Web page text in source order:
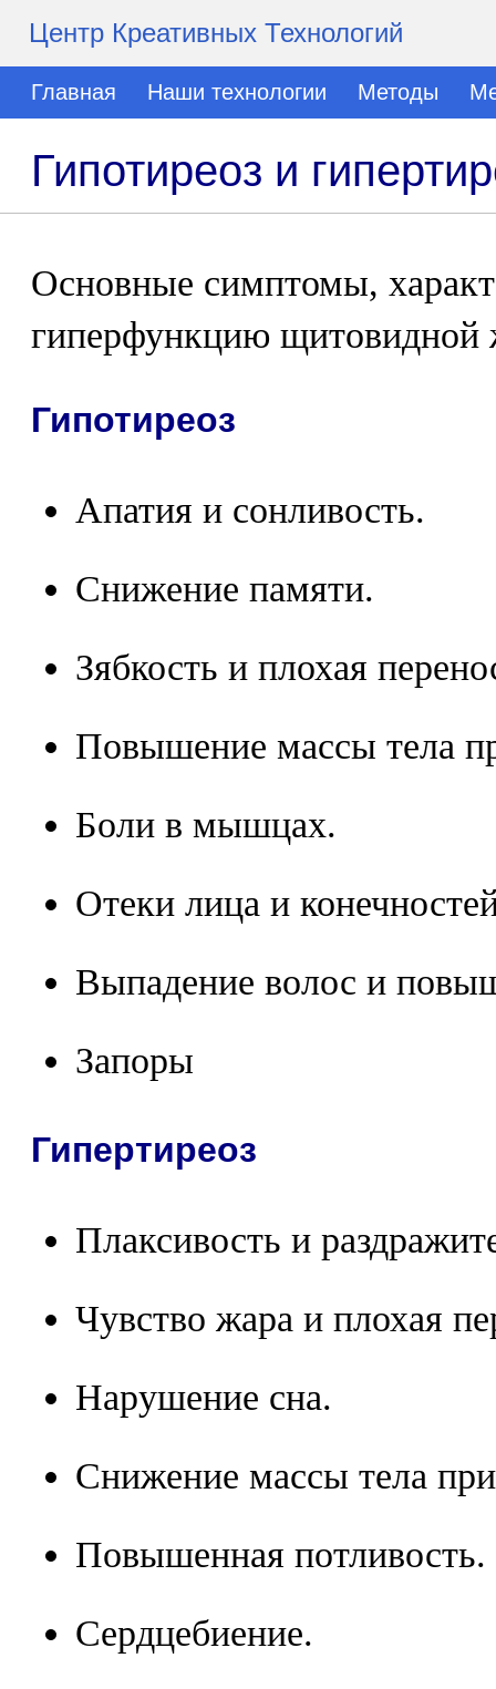
Центр Креативных Технологий
Главная Наши технологии Методы
Гипотиреоз и
Основные симптомы,
гиперфункцию щитовидной
Гипотиреоз
Апатия и сонливость.
Снижение памяти.
Зябкость и плохая
Повышение массы тела
Боли в мышцах.
Отеки лица и
Выпадение волос и
Запоры
Гипертиреоз
Плаксивость и
Чувство жара и плохая
Нарушение сна.
Снижение массы тела
Повышенная потливость.
Сердцебиение.